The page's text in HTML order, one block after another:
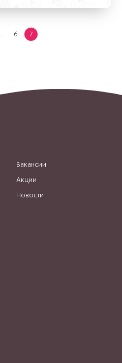
6 7
Вакансии
Акции
Новости